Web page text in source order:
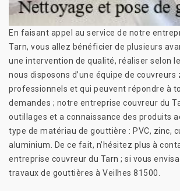
En faisant appel au service de notre
Tarn, vous allez bénéficier de plusieurs
une intervention de qualité, réaliser selon
nous disposons d’une équipe de couvreurs
professionnels et qui peuvent répondre à
demandes ; notre entreprise couvreur du
outillages et a connaissance des produits
type de matériau de gouttière : PVC, zinc,
aluminium. De ce fait, n’hésitez plus à
entreprise couvreur du Tarn ; si vous
travaux de gouttières à Veilhes 81500.